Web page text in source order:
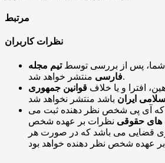
مرتبط
نظرات کاربران
شما، پس از بررسی توسطتیم مجله
فارسیمنتشر خواهد شد.
افترا و یا خلاف قوانین جمهوری
اسلامی ایران
که آی پی شخص نظر دهنده ثبت می
های حقوقی نظرات بر عهده شخص
قضایی می باشد که در صورت هر